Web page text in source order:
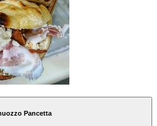
Pancetta